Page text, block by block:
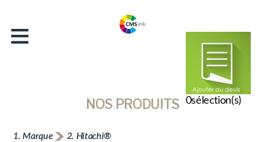
≡
Accueil
Contact
0sélection(s)
NOS PRODUITS
1. Marque 2. Hitachi®